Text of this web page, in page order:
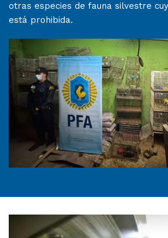
otras especies de fauna silvestre
está prohibida.